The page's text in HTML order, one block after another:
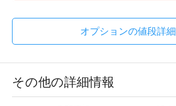
オプションの値段詳細
その他の詳細情報